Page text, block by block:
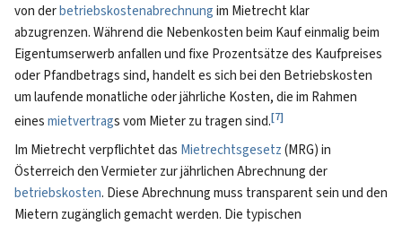
von derbetriebskostenabrechnungim Mietrecht klar
abzugrenzen. Während die Nebenkosten beim Kauf einmalig beim
Eigentumserwerb anfallen und fixe Prozentsätze des Kaufpreises
oder Pfandbetrags sind, handelt es sich bei den Betriebskosten
um laufende monatliche oder jährliche Kosten, die im Rahmen
einesmietvertrags vom Mieter zu tragen sind.[7]
Im Mietrecht verpflichtet das Mietrechtsgesetz(MRG) in
Österreich den Vermieter zur jährlichen Abrechnung der
betriebskosten. Diese Abrechnung muss transparent sein und den
Mietern zugänglich gemacht werden. Die typischen